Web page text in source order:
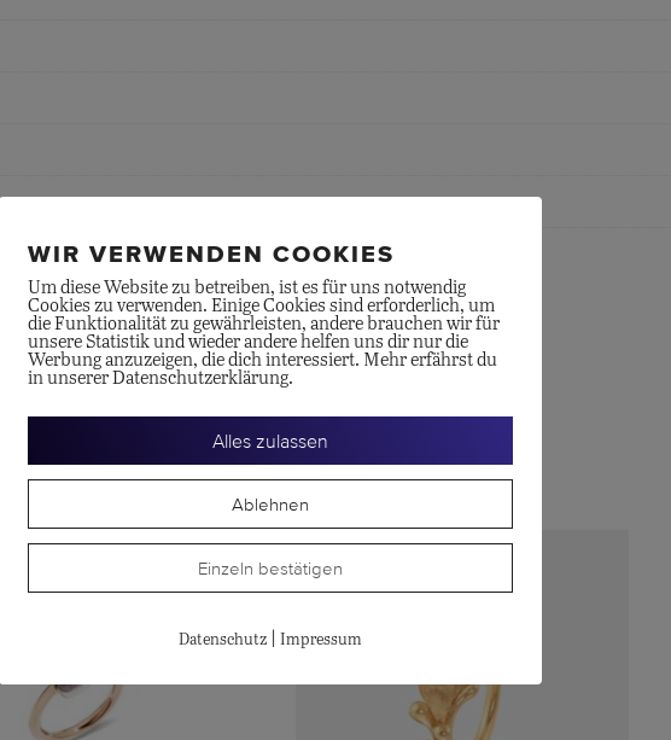
WIR VERWENDEN COOKIES
Um diese Website zu betreiben, ist es für uns notwendig
Cookies zu verwenden. Einige Cookies sind erforderlich, um
die Funktionalität zu gewährleisten, andere brauchen wir für
unsere Statistik und wieder andere helfen uns dir nur die
Werbung anzuzeigen, die dich interessiert. Mehr erfährst du
in unserer Datenschutzerklärung.
Alles zulassen
Ablehnen
Einzeln bestätigen
Datenschutz Impressum